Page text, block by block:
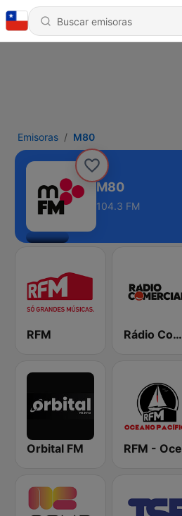
Emisoras M80
M80
104.3 FM
RFM Rádio Comercial
Orbital FM